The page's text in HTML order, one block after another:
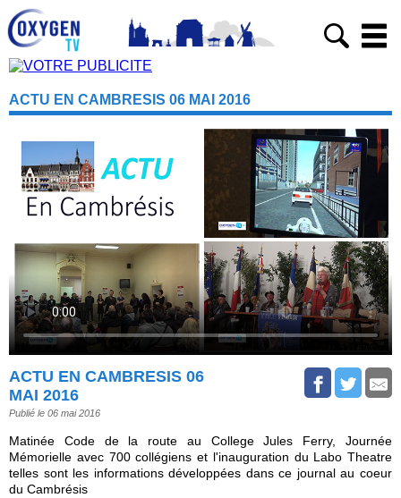
ACTU EN CAMBRESIS 06 MAI 2016
ACTU EN CAMBRESIS 06
MAI 2016
Publié le 06 mai 2016
Matinée Code de la route au College Jules Ferry, Journée
Mémorielle avec 700 collégiens et l'inauguration du Labo Theatre
telles sont les informations développées dans ce journal au coeur
du Cambrésis